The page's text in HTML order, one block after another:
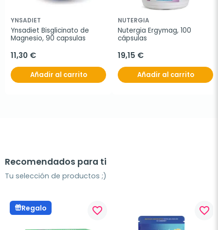
YNSADIET
Ynsadiet Bisglicinato de
Magnesio, 90 capsulas
11,30 €
Añadir al carrito
NUTERGIA
Nutergia Ergymag, 100
cápsulas
19,15 €
Añadir al carrito
Recomendados para ti
Tu selección de productos ;)
Regalo favorite_border favorite_border